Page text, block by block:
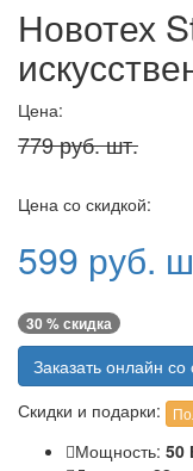
Новотех
Цена:
779 руб. шт.
Цена со скидкой:
599 руб.
30 % скидка
Заказать онлайн со
Скидки и подарки:
Мощность: 50